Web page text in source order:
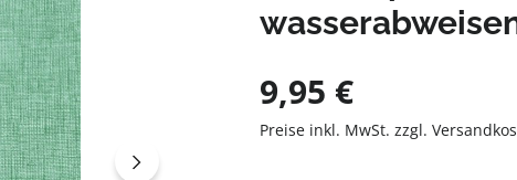
9,95 €
Preise inkl. MwSt. zzgl.